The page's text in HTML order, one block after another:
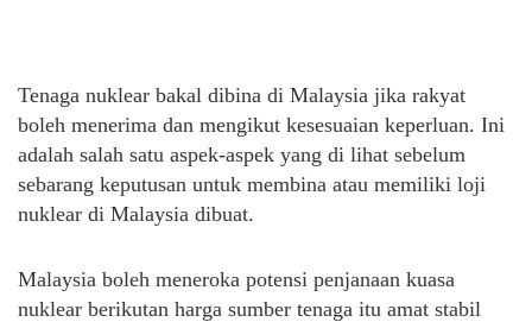
Tenaga nuklear bakal dibina di Malaysia jika rakyat
boleh menerima dan mengikut kesesuaian keperluan. Ini
adalah salah satu aspek-aspek yang di lihat sebelum
sebarang keputusan untuk membina atau memiliki loji
nuklear di Malaysia dibuat.
Malaysia boleh meneroka potensi penjanaan kuasa
nuklear berikutan harga sumber tenaga itu amat stabil